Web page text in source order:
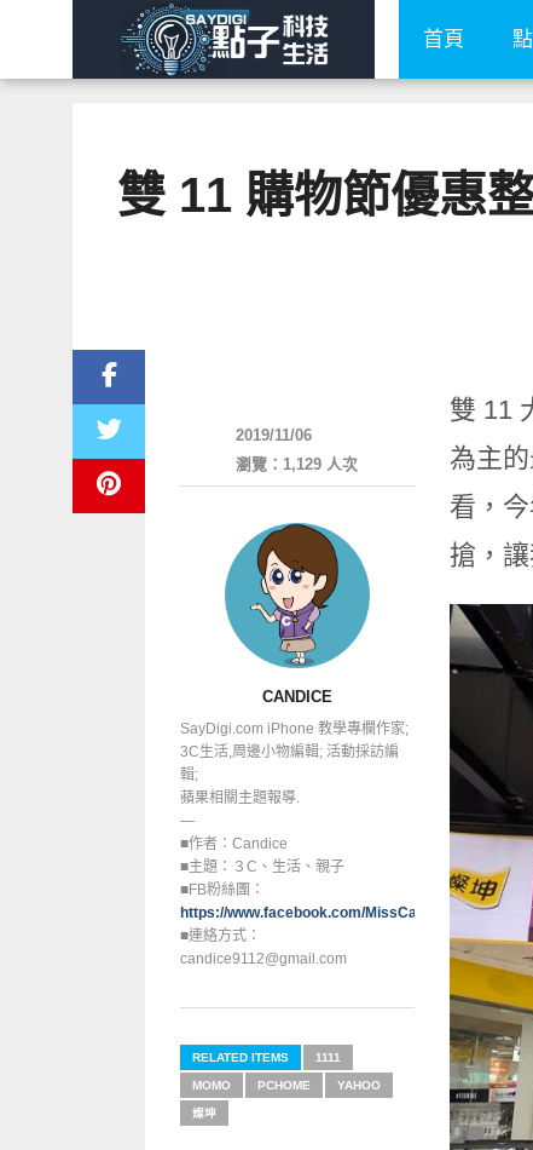
首頁
雙 11 購物節優惠
雙 11
為主
看，
搶，
2019/11/06
瀏覽：1,129 人次
CANDICE
SayDigi.com iPhone 教學專欄作家;
3C生活,周邊小物編輯; 活動採訪編
輯;
蘋果相關主題報導.
—
■作者：Candice
■主題：３C、生活、親子
■FB粉絲團：
https://www.facebook.com/MissCandice112
■連絡方式：
candice9112@gmail.com
RELATED ITEMS 1111
MOMO PCHOME YAHOO
燦坤